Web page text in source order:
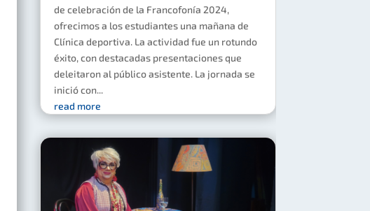
de celebración de la Francofonía 2024,
ofrecimos a los estudiantes una mañana de
Clínica deportiva. La actividad fue un rotundo
éxito, con destacadas presentaciones que
deleitaron al público asistente. La jornada se
inició con...
read more